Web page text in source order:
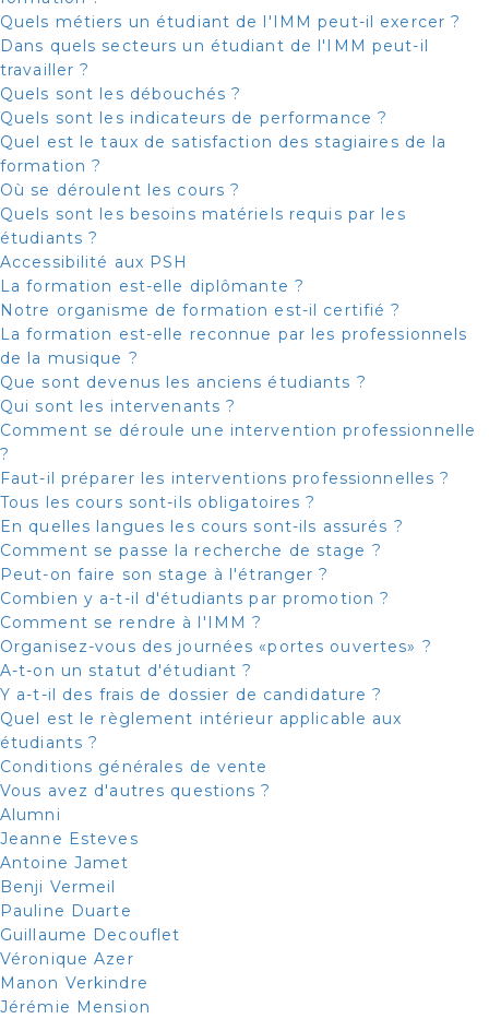
Quels métiers un étudiant de l'IMM peut-il exercer ?
Dans quels secteurs un étudiant de l'IMM peut-il
travailler ?
Quels sont les débouchés ?
Quels sont les indicateurs de performance ?
Quel est le taux de satisfaction des stagiaires de la
formation ?
Où se déroulent les cours ?
Quels sont les besoins matériels requis par les
étudiants ?
Accessibilité aux PSH
La formation est-elle diplômante ?
Notre organisme de formation est-il certifié ?
La formation est-elle reconnue par les professionnels
de la musique ?
Que sont devenus les anciens étudiants ?
Qui sont les intervenants ?
Comment se déroule une intervention professionnelle
?
Faut-il préparer les interventions professionnelles ?
Tous les cours sont-ils obligatoires ?
En quelles langues les cours sont-ils assurés ?
Comment se passe la recherche de stage ?
Peut-on faire son stage à l'étranger ?
Combien y a-t-il d'étudiants par promotion ?
Comment se rendre à l'IMM ?
Organisez-vous des journées «portes ouvertes» ?
A-t-on un statut d'étudiant ?
Y a-t-il des frais de dossier de candidature ?
Quel est le règlement intérieur applicable aux
étudiants ?
Conditions générales de vente
Vous avez d'autres questions ?
Alumni
Jeanne Esteves
Antoine Jamet
Benji Vermeil
Pauline Duarte
Guillaume Decouflet
Véronique Azer
Manon Verkindre
Jérémie Mension